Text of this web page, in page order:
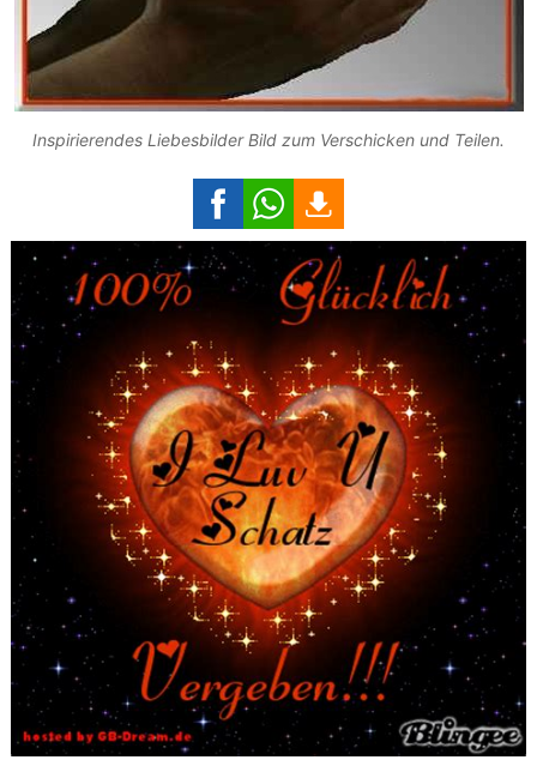
Inspirierendes Liebesbilder Bild zum Verschicken und Teilen.